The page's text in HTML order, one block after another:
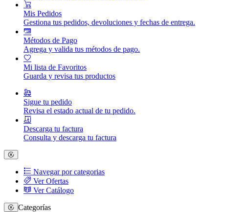
Mis Pedidos
Gestiona tus pedidos, devoluciones y fechas de entrega.
Métodos de Pago
Agrega y valida tus métodos de pago.
Mi lista de Favoritos
Guarda y revisa tus productos
Sigue tu pedido
Revisa el estado actual de tu pedido.
Descarga tu factura
Consulta y descarga tu factura
Navegar por categorias
Ver Ofertas
Ver Catálogo
Categorías